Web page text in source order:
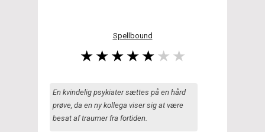
Spellbound
En kvindelig psykiater sættes på en hård
prøve, da en ny kollega viser sig at være
besat af traumer fra fortiden.